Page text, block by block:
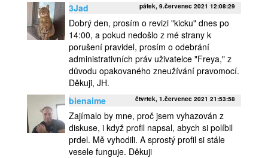
3Jad
pátek, 9.červenec 2021 12:08:29
Dobrý den, prosím o revizi "kicku" dnes po
14:00, a pokud nedošlo z mé strany k
porušení pravidel, prosím o odebrání
administrativních práv uživatelce "Freya," z
důvodu opakovaného zneužívání pravomocí.
Děkuji, JH.
bienaime
čtvrtek, 1.červenec 2021 21:53:58
Zajímalo by mne, proč jsem vyhazován z
diskuse, i když profil napsal, abych si políbil
prdel. Mě vyhodili. A sprostý profil si stále
vesele funguje. Děkuji